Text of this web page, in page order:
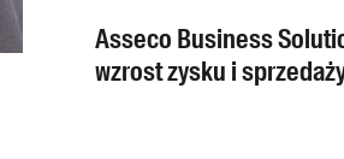
Asseco Business
wzrost zysku i